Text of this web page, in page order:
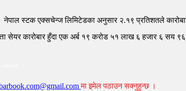
स्टक एक्सचेन्ज लिमिटेडका अनुसार २.१९ प्रतिशतले
सेयर कारोबार हुँदा एक अर्ब १९ करोड ५१ लाख ६ हजार ६
मा इमेल पठाउन सक्नुहुन्छ ।